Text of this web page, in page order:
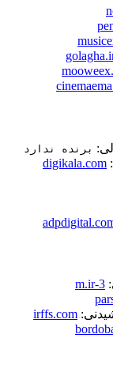
برنده ندارد
digikala.com
3-m.ir
irffs.com